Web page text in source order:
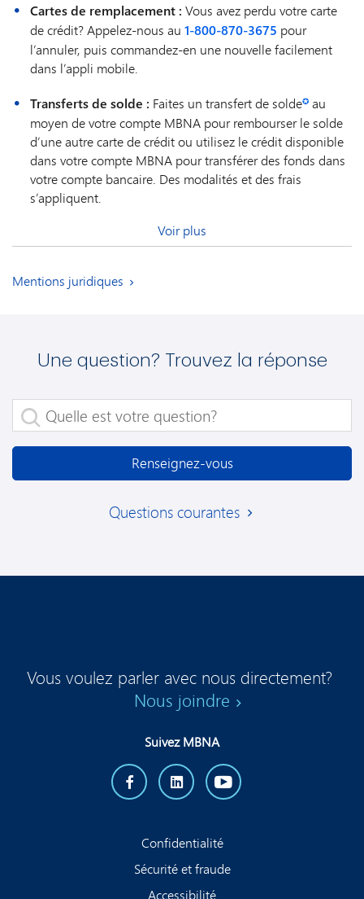
Cartes de remplacement : Vous avez perdu votre carte
de crédit? Appelez-nous au 1-800-870-3675 pour
l’annuler, puis commandez-en une nouvelle facilement
dans l’appli mobile.
Transferts de solde : Faites un transfert de solde✪ au
moyen de votre compte MBNA pour rembourser le solde
d’une autre carte de crédit ou utilisez le crédit disponible
dans votre compte MBNA pour transférer des fonds dans
votre compte bancaire. Des modalités et des frais
s’appliquent.
Voir plus
Mentions juridiques
Une question? Trouvez la réponse
Quelle est votre question?
Renseignez-vous
Questions courantes
Vous voulez parler avec nous directement?
Nous joindre
Suivez MBNA
Confidentialité
Sécurité et fraude
Accessibilité